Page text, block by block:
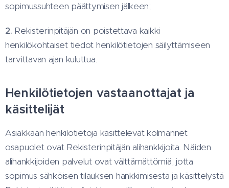
sopimussuhteen päättymisen jälkeen;
2. Rekisterinpitäjän on poistettava kaikki
henkilökohtaiset tiedot henkilötietojen säilyttämiseen
tarvittavan ajan kuluttua.
Henkilötietojen vastaanottajat ja
käsittelijät
Asiakkaan henkilötietoja käsittelevät kolmannet
osapuolet ovat Rekisterinpitäjän alihankkijoita. Näiden
alihankkijoiden palvelut ovat välttämättömiä, jotta
sopimus sähköisen tilauksen hankkimisesta ja käsittelystä